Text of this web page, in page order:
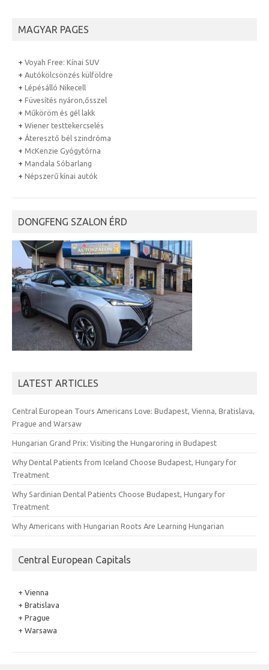
MAGYAR PAGES
+ Voyah Free: Kínai SUV
+ Autókölcsönzés külföldre
+ Lépésálló Nikecell
+ Füvesítés nyáron,ősszel
+ Műköröm és gél lakk
+ Wiener testtekercselés
+ Áteresztő bél szindróma
+ McKenzie Gyógytórna
+ Mandala Sóbarlang
+ Népszerű kínai autók
DONGFENG SZALON ÉRD
LATEST ARTICLES
Central European Tours Americans Love: Budapest, Vienna, Bratislava,
Prague and Warsaw
Hungarian Grand Prix: Visiting the Hungaroring in Budapest
Why Dental Patients from Iceland Choose Budapest, Hungary for
Treatment
Why Sardinian Dental Patients Choose Budapest, Hungary for
Treatment
Why Americans with Hungarian Roots Are Learning Hungarian
Central European Capitals
+ Vienna
+ Bratislava
+ Prague
+ Warsawa